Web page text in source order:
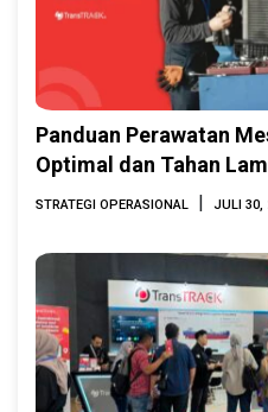
Panduan Perawatan
Optimal dan Tahan
STRATEGI OPERASIONAL | JULI 30,